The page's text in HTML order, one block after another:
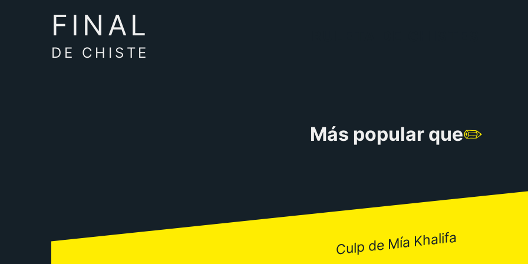
FINAL
DE CHISTE
Más popular que✏️
Culp de Mía Khalifa